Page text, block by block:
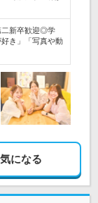
二新卒歓迎◎学
き」「写真や動
気になる